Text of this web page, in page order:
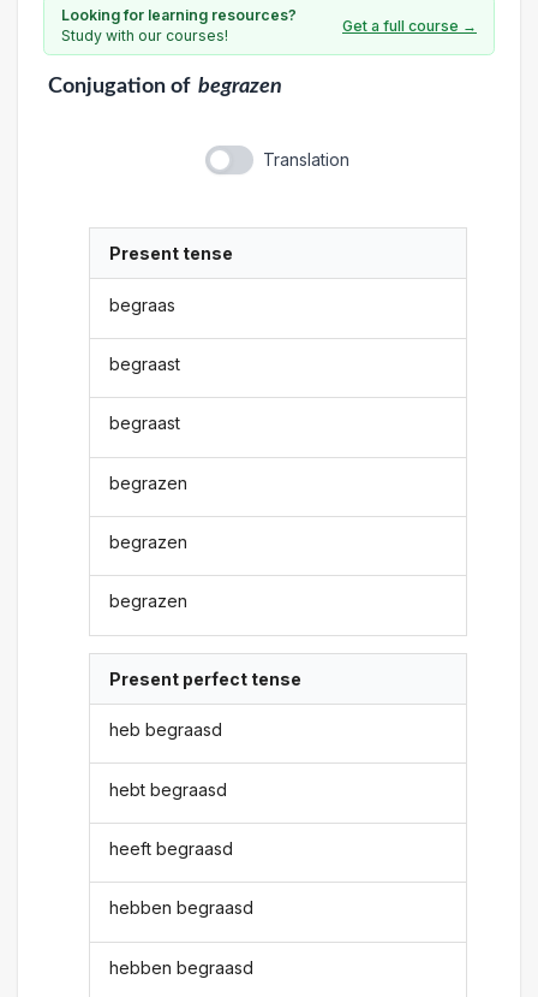
Looking for learning resources?
Study with our courses!
Get a full course →
Conjugationof begrazen
Translation
Present tense
begraas
begraast
begraast
begrazen
begrazen
begrazen
Present perfect tense
heb begraasd
hebt begraasd
heeft begraasd
hebben begraasd
hebben begraasd